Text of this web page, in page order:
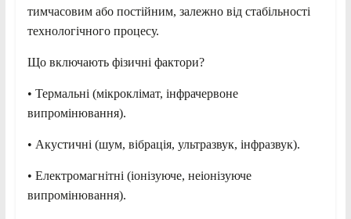
тимчасовим або постійним, залежно від стабільності
технологічного процесу.
Що включають фізичні фактори?
• Термальні (мікроклімат, інфрачервоне
випромінювання).
• Акустичні (шум, вібрація, ультразвук, інфразвук).
• Електромагнітні (іонізуюче, неіонізуюче
випромінювання).